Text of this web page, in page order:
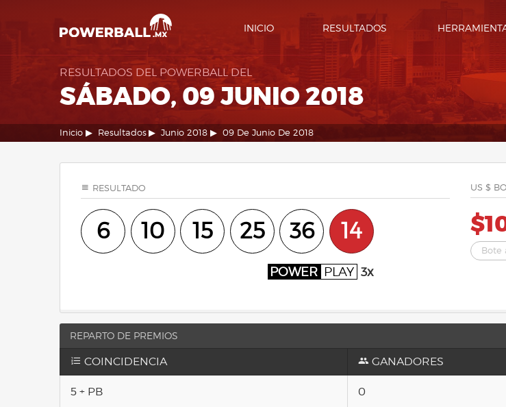
INICIO RESULTADOS
RESULTADOS DEL POWERBALL DEL
SÁBADO, 09 JUNIO 2018
Inicio Resultados Junio 2018 09 De Junio De 2018
RESULTADO
6 10 15 25 36 14
POWER PLAY 3x
US $
Bote
REPARTO DE PREMIOS
COINCIDENCIA GANADORES
5 + PB 0